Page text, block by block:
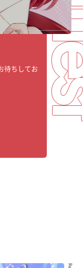
待ちしてお